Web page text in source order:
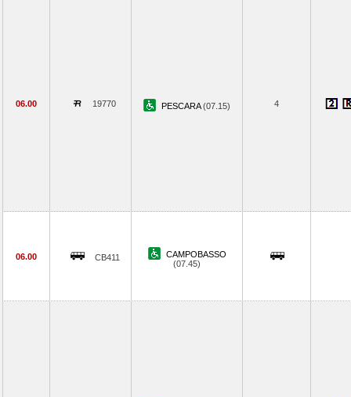
06.00 19770 PESCARA(07.15) 4
06.00 CB411
CAMPOBASSO
(07.45)